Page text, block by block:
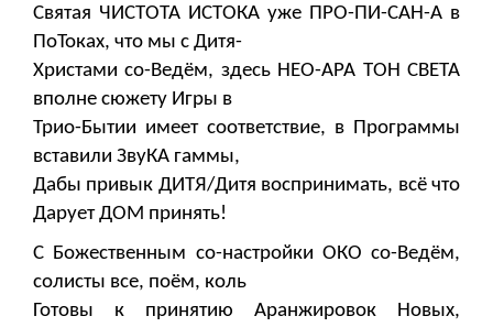
Святая ЧИСТОТА ИСТОКА уже ПРО-ПИ-САН-А в
ПоТоках, что мы с Дитя-
Христами со-Ведём, здесь НЕО-АРА ТОН СВЕТА
вполне сюжету Игры в
Трио-Бытии имеет соответствие, в Программы
вставили ЗвуКА гаммы,
Дабы привык ДИТЯ/Дитя воспринимать, всё что
Дарует ДОМ принять!
С Божественным со-настройки ОКО со-Ведём,
солисты все, поём, коль
Готовы к принятию Аранжировок Новых,